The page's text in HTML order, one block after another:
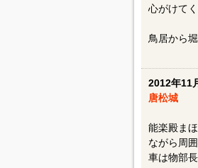
心がけてく
鳥居から
2012年11
唐松城
能楽殿ま
ながら周
車は物部